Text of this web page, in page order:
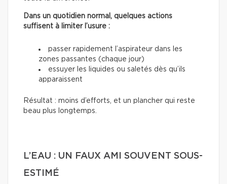
Dans un quotidien normal, quelques actions
suffisent à limiter l’usure :
passer rapidement l’aspirateur dans les
zones passantes (chaque jour)
essuyer les liquides ou saletés dès qu’ils
apparaissent
Résultat : moins d’efforts, et un plancher qui reste
beau plus longtemps.
L’EAU : UN FAUX AMI SOUVENT SOUS-
ESTIMÉ